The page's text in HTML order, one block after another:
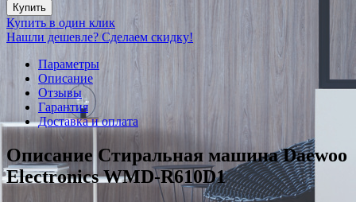
Купить
Купить в один клик
Нашли дешевле? Сделаем скидку!
Параметры
Описание
Отзывы
Гарантия
Доставка и оплата
Описание Стиральная машина Daewoo
Electronics WMD-R610D1